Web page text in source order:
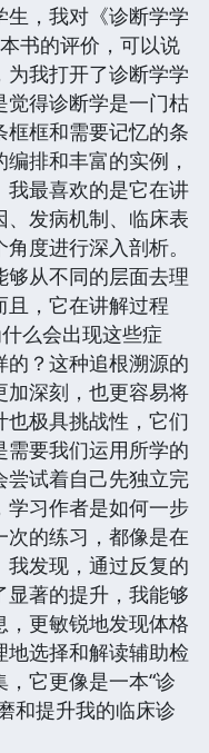
，我对《诊断学学
书的评价，可以说
我打开了诊断学学
觉得诊断学是一门枯
框和需要记忆的条
排和丰富的实例，
我最喜欢的是它在讲
发病机制、临床表
度进行深入剖析。
从不同的层面去理
，它在讲解过程
么会出现这些症
？这种追根溯源的
加深刻，也更容易将
极具挑战性，它们
要我们运用所学的
尝试着自己先独立完
学习作者是如何一步
的练习，都像是在
发现，通过反复的
著的提升，我能够
更敏锐地发现体格
选择和解读辅助检
它更像是一本“诊
和提升我的临床诊